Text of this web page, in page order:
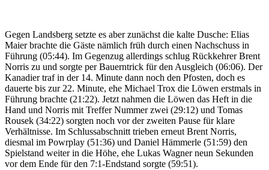
Gegen Landsberg setzte es aber zunächst die kalte Dusche: Elias
Maier brachte die Gäste nämlich früh durch einen Nachschuss in
Führung (05:44). Im Gegenzug allerdings schlug Rückkehrer Brent
Norris zu und sorgte per Bauerntrick für den Ausgleich (06:06). Der
Kanadier traf in der 14. Minute dann noch den Pfosten, doch es
dauerte bis zur 22. Minute, ehe Michael Trox die Löwen erstmals in
Führung brachte (21:22). Jetzt nahmen die Löwen das Heft in die
Hand und Norris mit Treffer Nummer zwei (29:12) und Tomas
Rousek (34:22) sorgten noch vor der zweiten Pause für klare
Verhältnisse. Im Schlussabschnitt trieben erneut Brent Norris,
diesmal im Powrplay (51:36) und Daniel Hämmerle (51:59) den
Spielstand weiter in die Höhe, ehe Lukas Wagner neun Sekunden
vor dem Ende für den 7:1-Endstand sorgte (59:51).